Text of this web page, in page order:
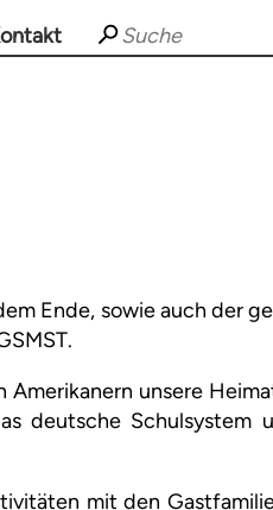
Ende, sowie auch der
unsere
deutsche Schulsystem
mit den